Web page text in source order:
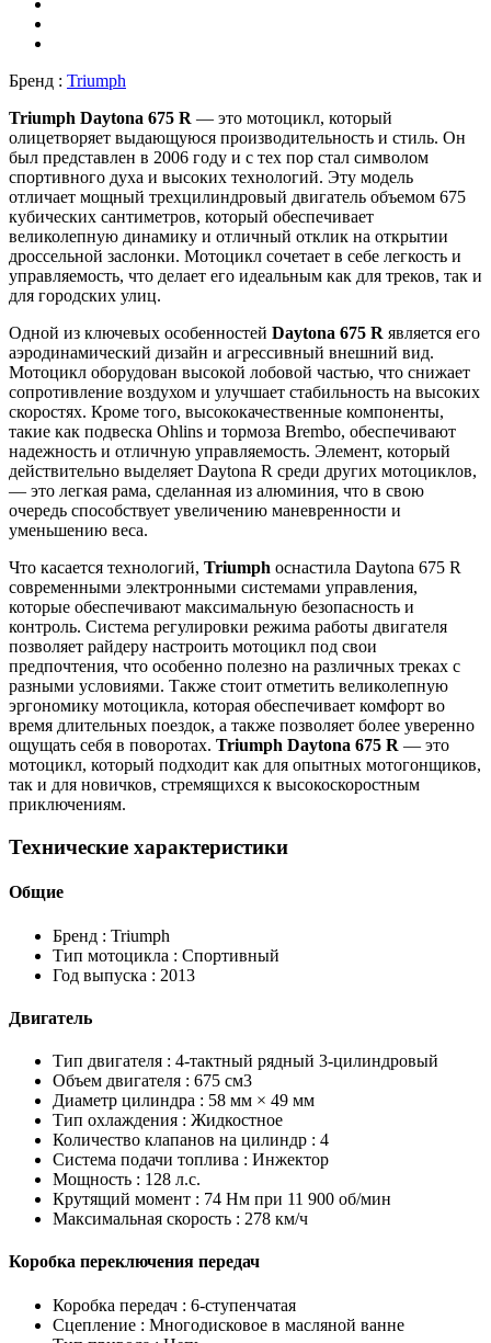
Бренд : Triumph
Triumph Daytona 675 R — это мотоцикл, который
олицетворяет выдающуюся производительность и стиль. Он
был представлен в 2006 году и с тех пор стал символом
спортивного духа и высоких технологий. Эту модель
отличает мощный трехцилиндровый двигатель объемом 675
кубических сантиметров, который обеспечивает
великолепную динамику и отличный отклик на открытии
дроссельной заслонки. Мотоцикл сочетает в себе легкость и
управляемость, что делает его идеальным как для треков, так и
для городских улиц.
Одной из ключевых особенностей Daytona 675 R является его
аэродинамический дизайн и агрессивный внешний вид.
Мотоцикл оборудован высокой лобовой частью, что снижает
сопротивление воздухом и улучшает стабильность на высоких
скоростях. Кроме того, высококачественные компоненты,
такие как подвеска Ohlins и тормоза Brembo, обеспечивают
надежность и отличную управляемость. Элемент, который
действительно выделяет Daytona R среди других мотоциклов,
— это легкая рама, сделанная из алюминия, что в свою
очередь способствует увеличению маневренности и
уменьшению веса.
Что касается технологий, Triumph оснастила Daytona 675 R
современными электронными системами управления,
которые обеспечивают максимальную безопасность и
контроль. Система регулировки режима работы двигателя
позволяет райдеру настроить мотоцикл под свои
предпочтения, что особенно полезно на различных треках с
разными условиями. Также стоит отметить великолепную
эргономику мотоцикла, которая обеспечивает комфорт во
время длительных поездок, а также позволяет более уверенно
ощущать себя в поворотах. Triumph Daytona 675 R — это
мотоцикл, который подходит как для опытных мотогонщиков,
так и для новичков, стремящихся к высокоскоростным
приключениям.
Технические характеристики
Общие
Бренд : Triumph
Тип мотоцикла : Спортивный
Год выпуска : 2013
Двигатель
Тип двигателя : 4-тактный рядный 3-цилиндровый
Объем двигателя : 675 см3
Диаметр цилиндра : 58 мм × 49 мм
Тип охлаждения : Жидкостное
Количество клапанов на цилиндр : 4
Система подачи топлива : Инжектор
Мощность : 128 л.с.
Крутящий момент : 74 Нм при 11 900 об/мин
Максимальная скорость : 278 км/ч
Коробка переключения передач
Коробка передач : 6-ступенчатая
Сцепление : Многодисковое в масляной ванне